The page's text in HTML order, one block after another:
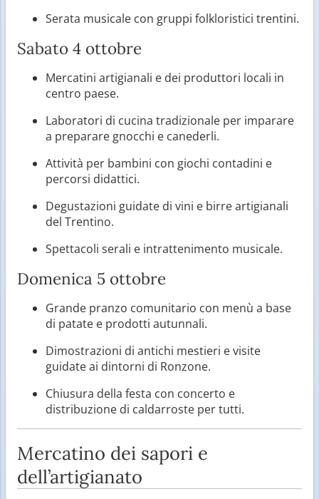
Serata musicale con gruppi folkloristici trentini.
Sabato 4 ottobre
Mercatini artigianali e dei produttori locali in
centro paese.
Laboratori di cucina tradizionale per imparare
a preparare gnocchi e canederli.
Attività per bambini con giochi contadini e
percorsi didattici.
Degustazioni guidate di vini e birre artigianali
del Trentino.
Spettacoli serali e intrattenimento musicale.
Domenica 5 ottobre
Grande pranzo comunitario con menù a base
di patate e prodotti autunnali.
Dimostrazioni di antichi mestieri e visite
guidate ai dintorni di Ronzone.
Chiusura della festa con concerto e
distribuzione di caldarroste per tutti.
Mercatino dei sapori e
dell’artigianato